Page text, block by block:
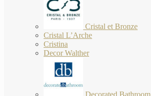
Cristal et Bronze
Cristal L’Arche
Cristina
Decor Walther